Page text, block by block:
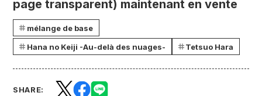
page transparent) maintenant en vente
mélange de base
Hana no Keiji -Au-delà des nuages-
Tetsuo Hara
SHARE: